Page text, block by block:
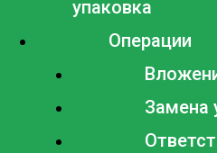
упаковка
Операции
Замена